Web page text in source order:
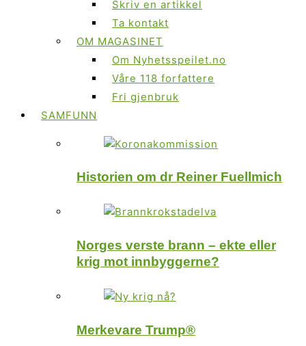
Skriv en artikkel
Ta kontakt
OM MAGASINET
Om Nyhetsspeilet.no
Våre 118 forfattere
Fri gjenbruk
SAMFUNN
Historien om dr Reiner Fuellmich
Norges verste brann – ekte eller
krig mot innbyggerne?
Merkevare Trump®